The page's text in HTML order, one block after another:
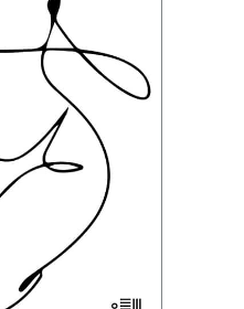
MAŁA, BIEGNIJ
zł